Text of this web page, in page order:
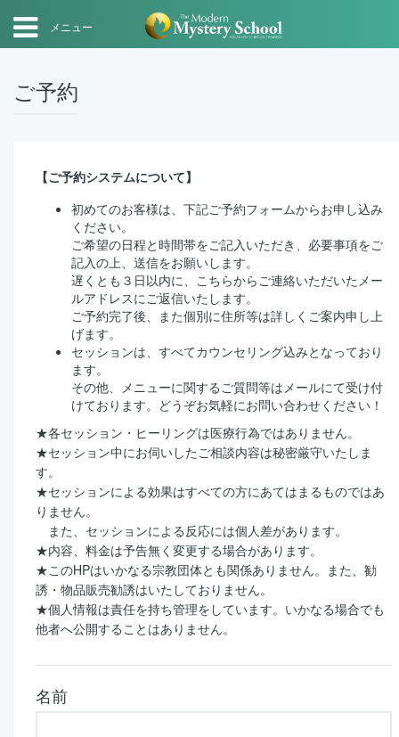
メニュー
ご予約
【ご予約システムについて】
初めてのお客様は、下記ご予約フォームからお申し込み
ください。
ご希望の日程と時間帯をご記入いただき、必要事項をご
記入の上、送信をお願いします。
遅くとも３日以内に、こちらからご連絡いただいたメー
ルアドレスにご返信いたします。
ご予約完了後、また個別に住所等は詳しくご案内申し上
げます。
セッションは、すべてカウンセリング込みとなっており
ます。
その他、メニューに関するご質問等はメールにて受け付
けております。どうぞお気軽にお問い合わせください！
★各セッション・ヒーリングは医療行為ではありません。
★セッション中にお伺いしたご相談内容は秘密厳守いたしま
す。
★セッションによる効果はすべての方にあてはまるものではあ
りません。
また、セッションによる反応には個人差があります。
★内容、料金は予告無く変更する場合があります。
★このHPはいかなる宗教団体とも関係ありません。また、勧
誘・物品販売勧誘はいたしておりません。
★個人情報は責任を持ち管理をしています。いかなる場合でも
他者へ公開することはありません。
名前